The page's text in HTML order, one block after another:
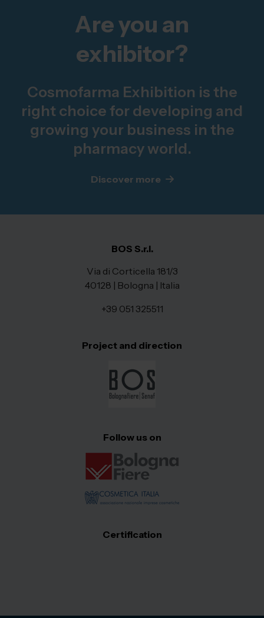
Are you an
exhibitor?
Cosmofarma Exhibition is the
right choice for developing and
growing your business in the
pharmacy world.
Discover more
BOS S.r.l.
Via di Corticella 181/3
40128 | Bologna | Italia
+39 051 325511
Project and direction
Follow us on
Certification